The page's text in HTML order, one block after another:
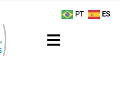
Toggle
PT ES